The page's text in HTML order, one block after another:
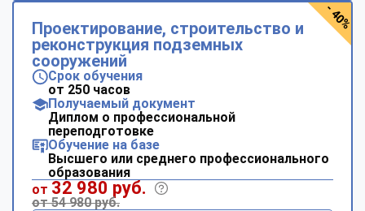
Проектирование, строительство и
реконструкция подземных
сооружений
Срок обучения
от 250 часов
Получаемый документ
Диплом о профессиональной
переподготовке
Обучение на базе
Высшего или среднего профессионального
образования
от 32 980 руб.
от 54 980 руб.
- 40%